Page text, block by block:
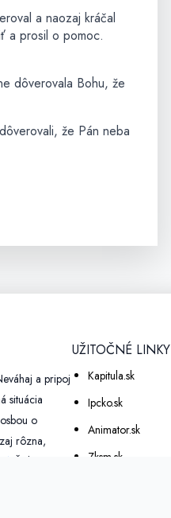
a naozaj kráčal
a prosil o pomoc.
dôverovala Bohu, že
že Pán neba
a pripoj
situácia
o
rôzna,
Ďakujeme!
UŽITOČNÉ LINKY
Kapitula.sk
Ipcko.sk
Animator.sk
Zksm.sk